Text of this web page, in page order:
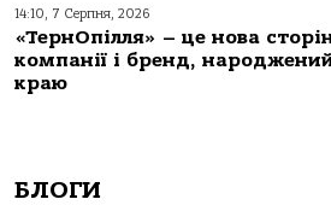
14:10, 7 Серпня, 2026
«ТернОпілля» – це нова
компанії і бренд,
краю
БЛОГИ